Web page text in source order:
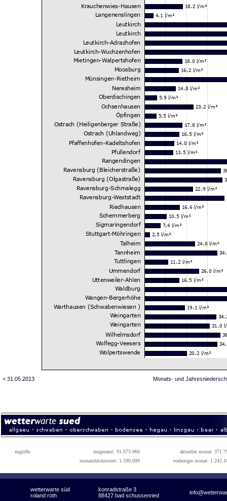
< 31.05.2013 Monats- und
zugriffe: insgesamt: 91.673.966
aktueller monat:
monatshöchstwert: 1.590.099
vorheriger monat:
wetterwarte süd konradstraße 3
roland roth 88427 bad schussenried